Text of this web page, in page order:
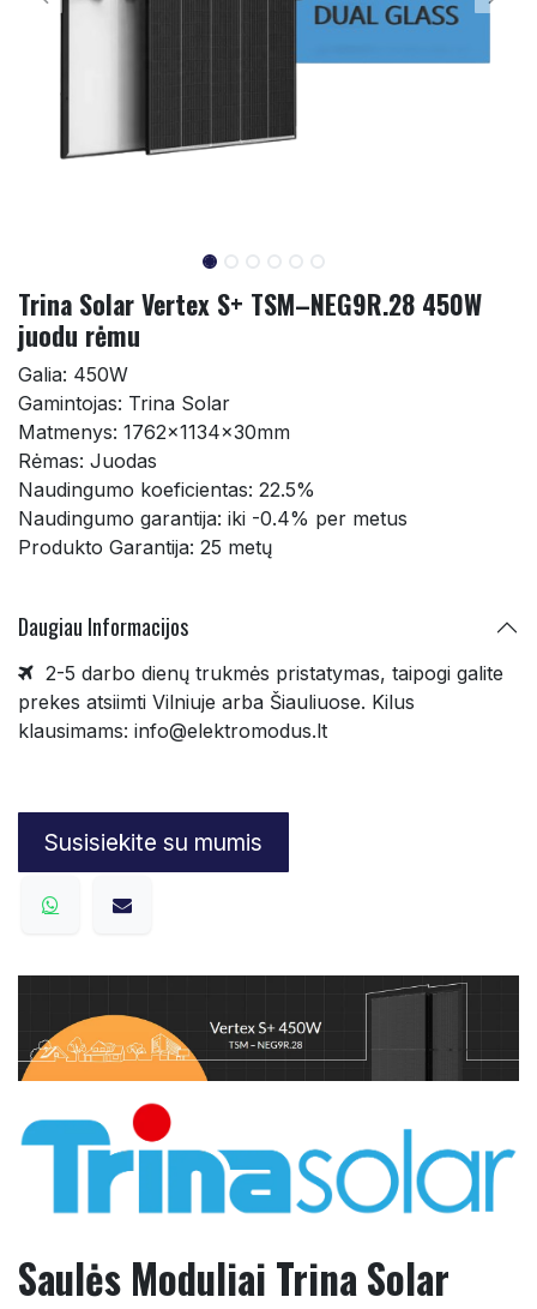
Trina Solar Vertex S+ TSM–NEG9R.28 450W
juodu rėmu
Galia: 450W
Gamintojas: Trina Solar
Matmenys: 1762x1134x30mm
Rėmas: Juodas
Naudingumo koeficientas: 22.5%
Naudingumo garantija: iki -0.4% per metus
Produkto Garantija: 25 metų
Daugiau Informacijos
2-5 darbo dienų trukmės pristatymas, taipogi galite
prekes atsiimti Vilniuje arba Šiauliuose. Kilus
klausimams: info@elektromodus.lt
Susisiekite su mumis
Saulės Moduliai Trina Solar